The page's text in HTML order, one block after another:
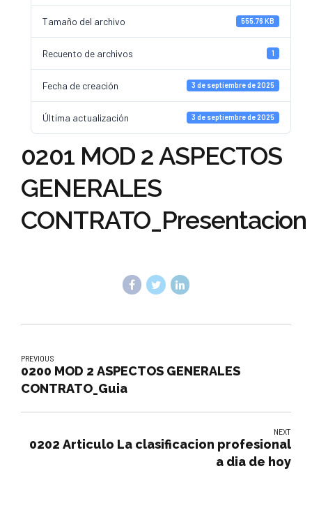
Tamaño del archivo 555.76 KB
Recuento de archivos 1
Fecha de creación 3 de septiembre de 2025
Última actualización 3 de septiembre de 2025
0201 MOD 2 ASPECTOS
GENERALES
CONTRATO_Presentacion
PREVIOUS
0200 MOD 2 ASPECTOS GENERALES
CONTRATO_Guia
NEXT
0202 Articulo La clasificacion profesional
a dia de hoy